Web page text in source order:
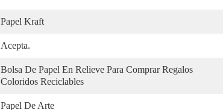
Papel Kraft
Acepta.
Bolsa De Papel En Relieve Para Comprar Regalos
Coloridos Reciclables
Papel De Arte